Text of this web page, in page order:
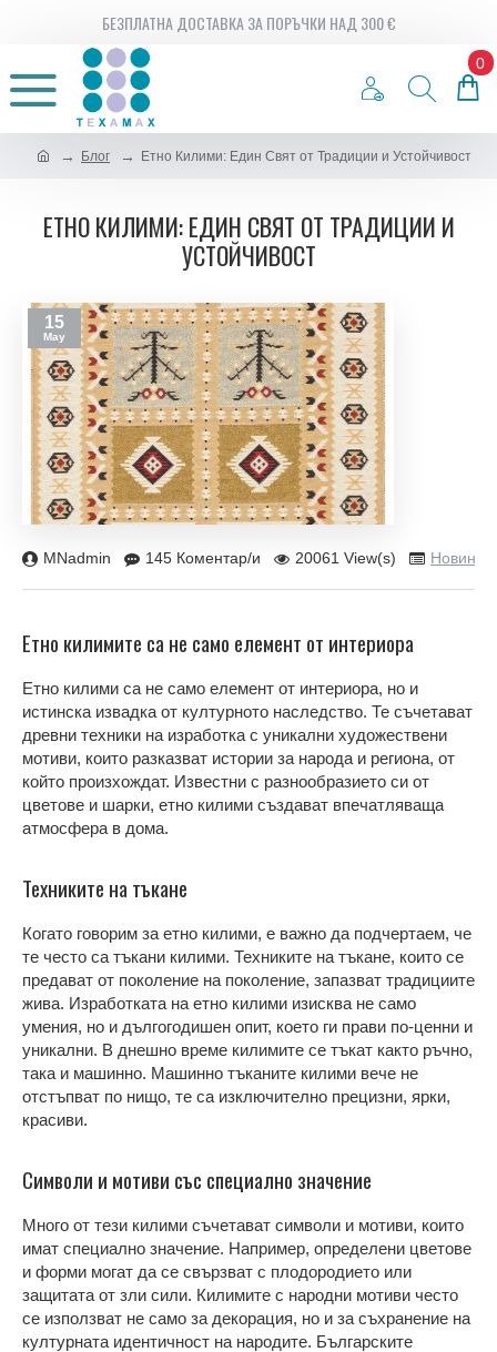
БЕЗПЛАТНА ДОСТАВКА ЗА ПОРЪЧКИ НАД 300 €
0
Блог Етно Килими: Един Свят от Традиции и Устойчивост
ЕТНО КИЛИМИ: ЕДИН СВЯТ ОТ ТРАДИЦИИ И
УСТОЙЧИВОСТ
15
May
MNadmin 145 Коментар/и 20061 View(s) Новини
Етно килимите са не само елемент от интериора
Етно килими са не само елемент от интериора, но и
истинска извадка от културното наследство. Те съчетават
древни техники на изработка с уникални художествени
мотиви, които разказват истории за народа и региона, от
който произхождат. Известни с разнообразието си от
цветове и шарки, етно килими създават впечатляваща
атмосфера в дома.
Техниките на тъкане
Когато говорим за етно килими, е важно да подчертаем, че
те често са тъкани килими. Техниките на тъкане, които се
предават от поколение на поколение, запазват традициите
жива. Изработката на етно килими изисква не само
умения, но и дългогодишен опит, което ги прави по-ценни и
уникални. В днешно време килимите се тъкат както ръчно,
така и машинно. Машинно тъканите килими вече не
отстъпват по нищо, те са изключително прецизни, ярки,
красиви.
Символи и мотиви със специално значение
Много от тези килими съчетават символи и мотиви, които
имат специално значение. Например, определени цветове
и форми могат да се свързват с плодородието или
защитата от зли сили. Килимите с народни мотиви често
се използват не само за декорация, но и за съхранение на
културната идентичност на народите. Българските